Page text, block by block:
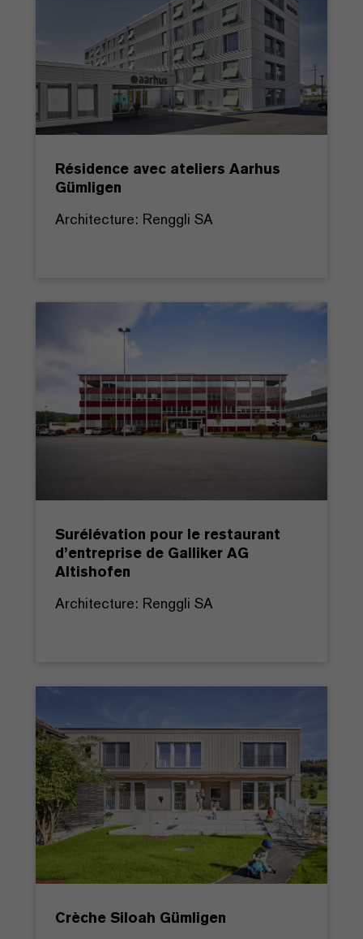
Résidence avec ateliers Aarhus
Gümligen
Architecture: Renggli SA
Surélévation pour le restaurant
d’entreprise de Galliker AG
Altishofen
Architecture: Renggli SA
Crèche Siloah Gümligen